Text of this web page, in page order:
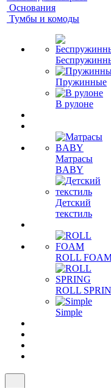
Основания
Тумбы и комоды
Пружинные
В рулоне
Матрасы
BABY
Детский
текстиль
ROLL
ROLL
Simple